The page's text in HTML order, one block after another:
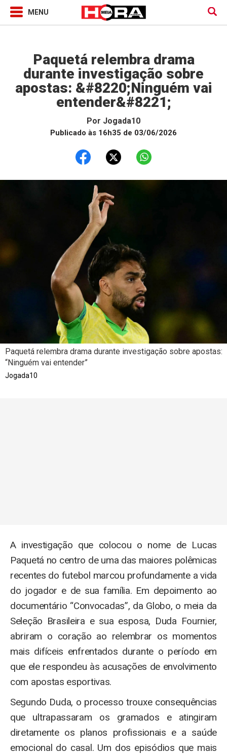
Paquetá relembra drama
durante investigação sobre
apostas: &#8220;Ninguém vai
entender&#8221;
Por Jogada10
Publicado às 16h35 de 03/06/2026
Paquetá relembra drama durante investigação sobre apostas:
“Ninguém vai entender”
Jogada10
A investigação que colocou o nome de Lucas
Paquetá no centro de uma das maiores polêmicas
recentes do futebol marcou profundamente a vida
do jogador e de sua família. Em depoimento ao
documentário “Convocadas”, da Globo, o meia da
Seleção Brasileira e sua esposa, Duda Fournier,
abriram o coração ao relembrar os momentos
mais difíceis enfrentados durante o período em
que ele respondeu às acusações de envolvimento
com apostas esportivas.
Segundo Duda, o processo trouxe consequências
que ultrapassaram os gramados e atingiram
diretamente os planos profissionais e a saúde
emocional do casal. Um dos episódios que mais